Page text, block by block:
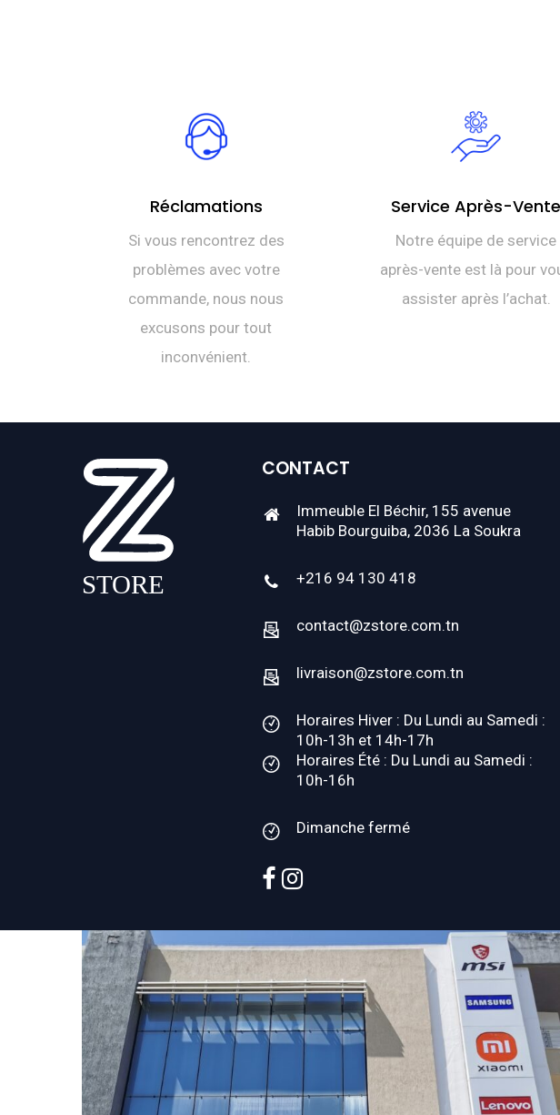
Réclamations
Si vous rencontrez des
problèmes avec votre
commande, nous nous
excusons pour tout
inconvénient.
Service Après-Vente
Notre équipe de service
après-vente est là pour
assister après l’achat.
CONTACT
Immeuble El Béchir, 155 avenue
Habib Bourguiba, 2036 La Soukra
+216 94 130 418
contact@zstore.com.tn
livraison@zstore.com.tn
Horaires Hiver : Du Lundi au Samedi :
10h-13h et 14h-17h
Horaires Été : Du Lundi au Samedi :
10h-16h
Dimanche fermé
facebook
instagram